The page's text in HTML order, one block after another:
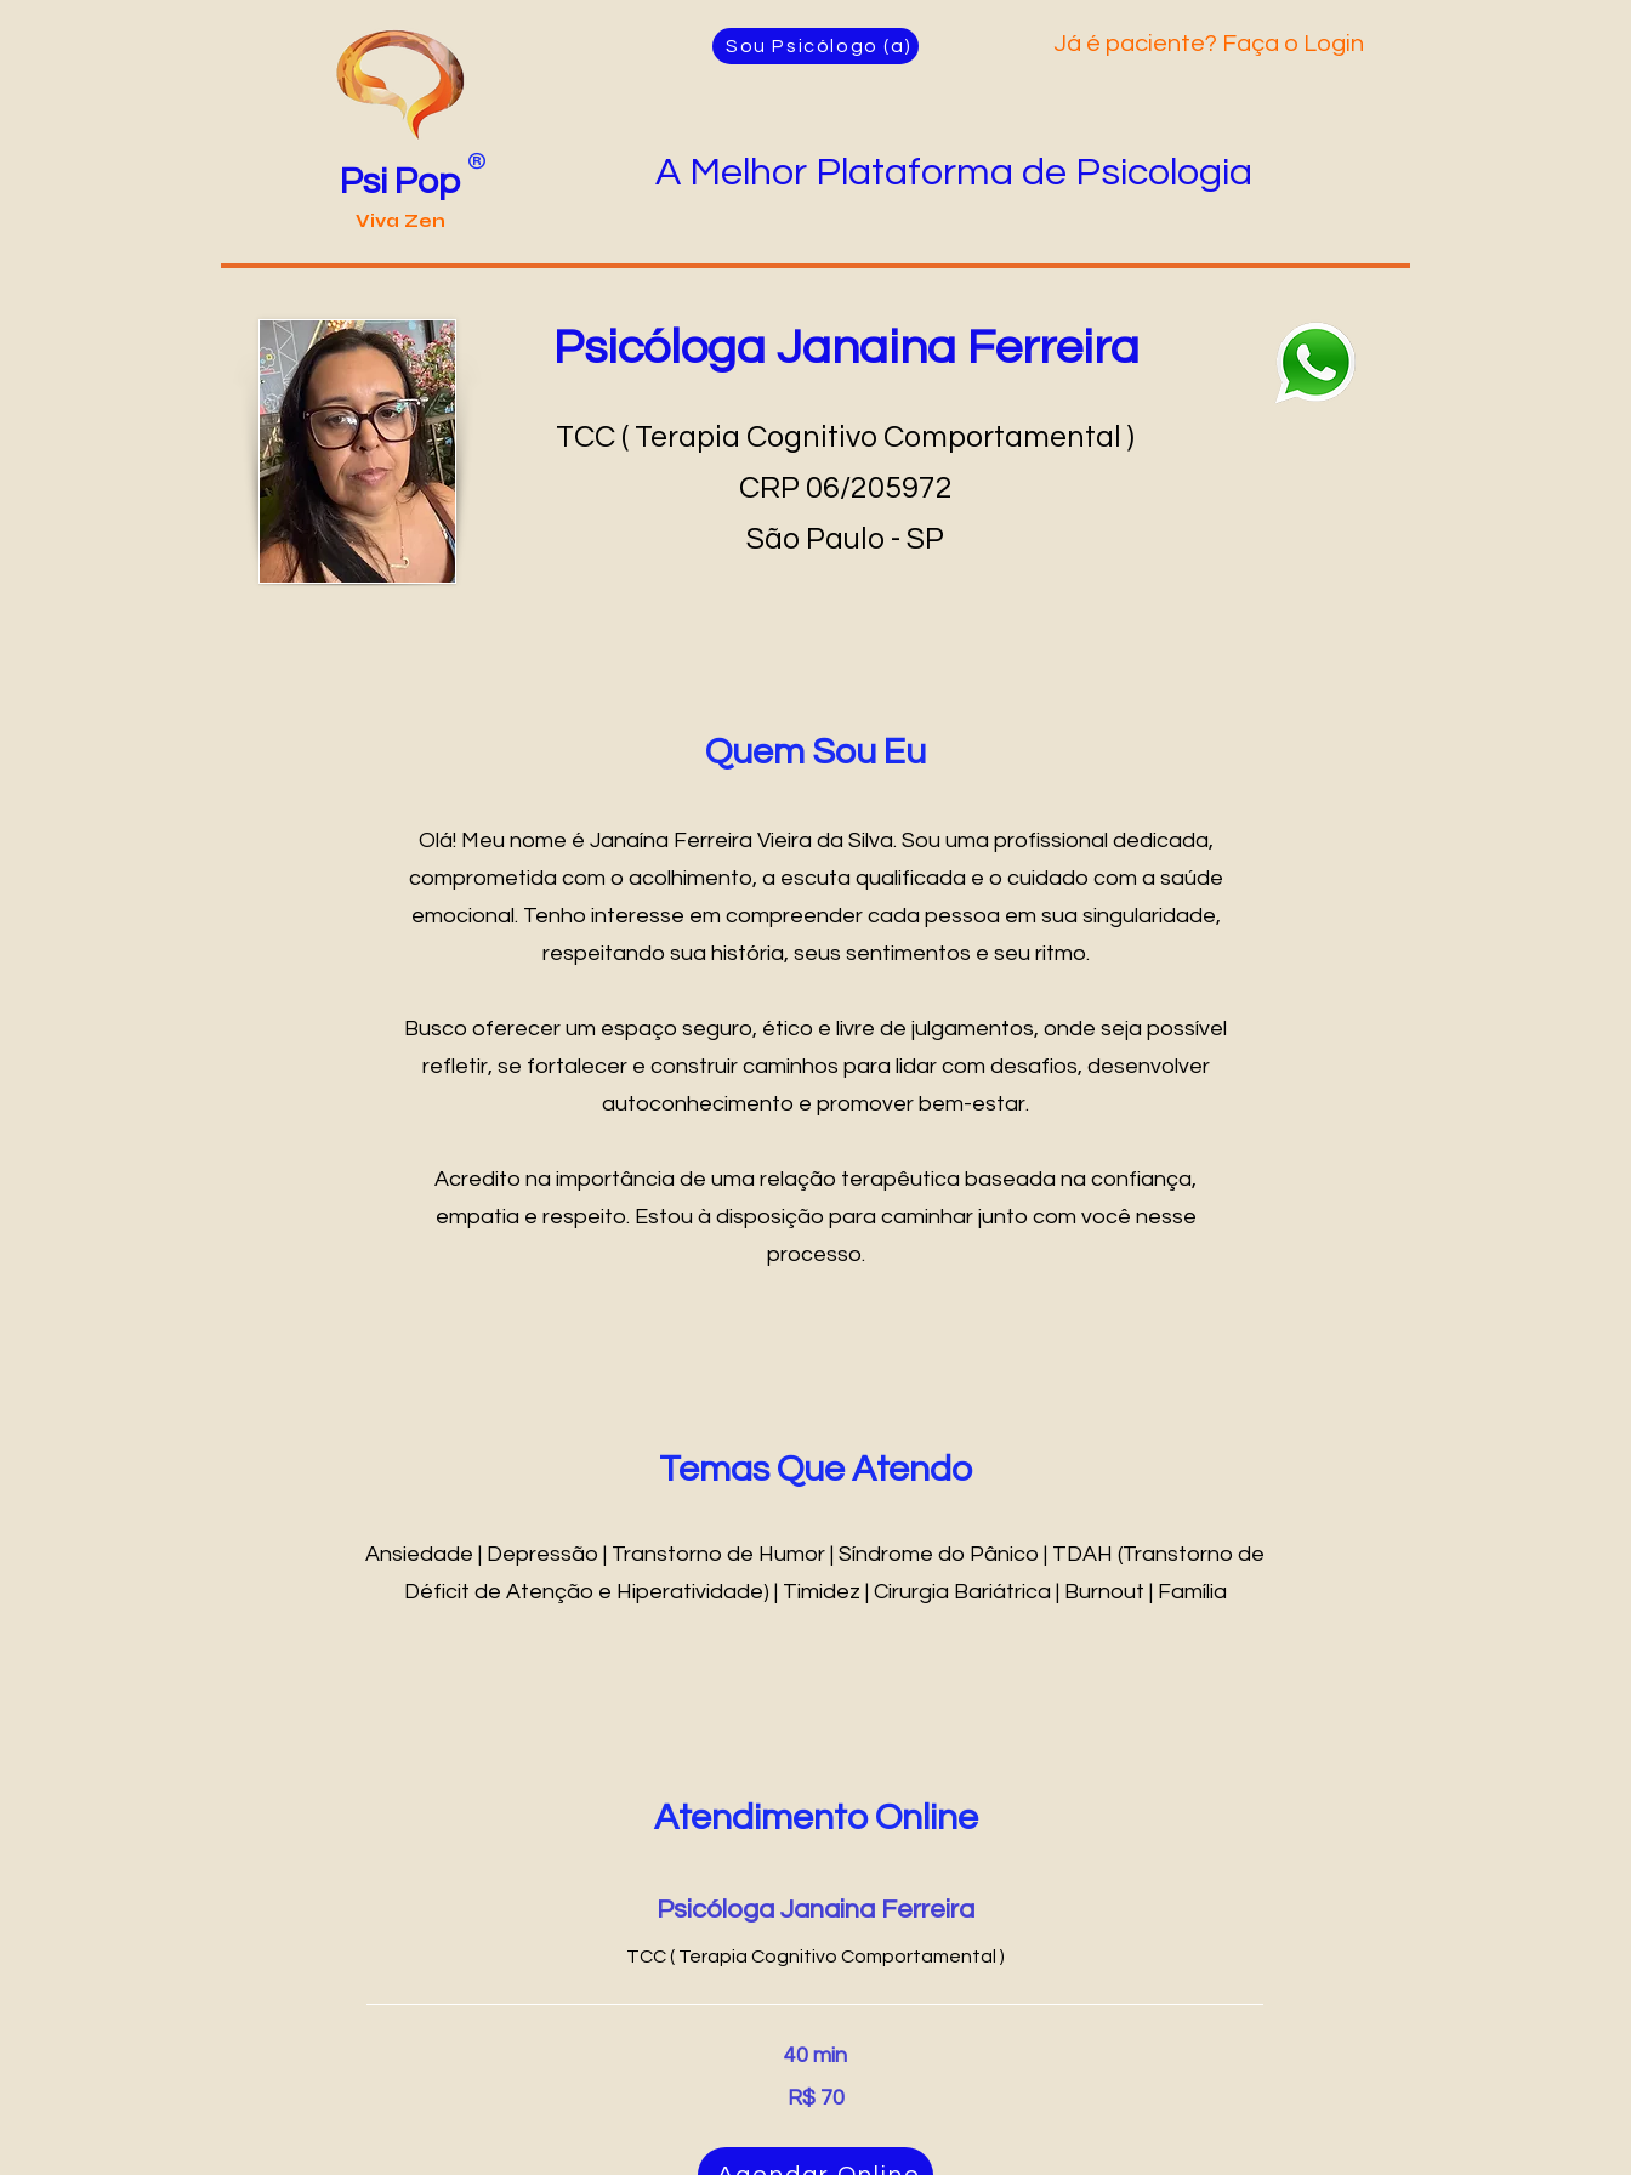
Psi Pop
®
Viva Zen
Sou Psicólogo (a) Já é paciente? Faça o Login
A Melhor Plataforma de Psicologia
Psicóloga Janaina Ferreira
CRP 06/205972
São Paulo - SP
TCC ( Terapia Cognitivo Comportamental )
Quem Sou Eu
Olá! Meu nome é Janaína Ferreira Vieira da Silva. Sou uma profissional dedicada,
comprometida com o acolhimento, a escuta qualificada e o cuidado com a saúde
emocional. Tenho interesse em compreender cada pessoa em sua singularidade,
respeitando sua história, seus sentimentos e seu ritmo.
Busco oferecer um espaço seguro, ético e livre de julgamentos, onde seja possível
refletir, se fortalecer e construir caminhos para lidar com desafios, desenvolver
autoconhecimento e promover bem-estar.
Acredito na importância de uma relação terapêutica baseada na confiança,
empatia e respeito. Estou à disposição para caminhar junto com você nesse
processo.
Temas Que Atendo
Ansiedade | Depressão | Transtorno de Humor | Síndrome do Pânico | TDAH (Transtorno de
Déficit de Atenção e Hiperatividade) | Timidez | Cirurgia Bariátrica | Burnout | Família
Atendimento Online
Psicóloga Janaina Ferreira
TCC ( Terapia Cognitivo Comportamental )
40 min
R$ 70